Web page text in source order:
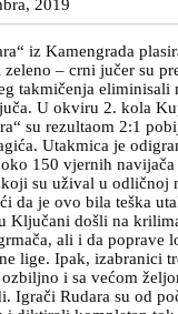
2019
iz Kamengrada
– crni jučer su
takmičenja eliminisali
U okviru 2. kola
su rezultaom 2:1
Utakmica je
150 vjernih
su užival u odličnoj
da je ovo bila teška
Ključani došli na
ali i da poprave
lige. Ipak, izabranici
i sa većom
Igrači Rudara su od